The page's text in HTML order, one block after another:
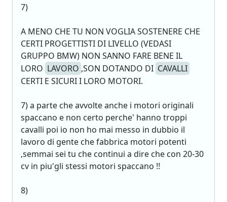
7)
A MENO CHE TU NON VOGLIA SOSTENERE CHE
CERTI PROGETTISTI DI LIVELLO (VEDASI
GRUPPO BMW) NON SANNO FARE BENE IL
LORO LAVORO ,SON DOTANDO DI CAVALLI
CERTI E SICURI I LORO MOTORI.
7) a parte che avvolte anche i motori originali
spaccano e non certo perche' hanno troppi
cavalli poi io non ho mai messo in dubbio il
lavoro di gente che fabbrica motori potenti
,semmai sei tu che continui a dire che con 20-30
cv in piu'gli stessi motori spaccano !!
8)